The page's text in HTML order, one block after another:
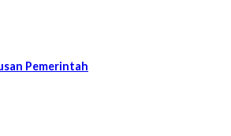
Pemerintah